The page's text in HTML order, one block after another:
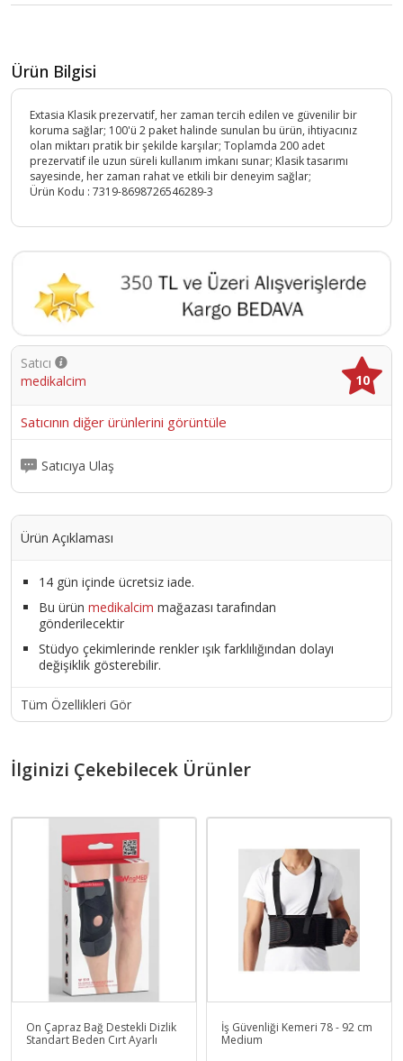
Ürün Bilgisi
Extasia Klasik prezervatif, her zaman tercih edilen ve güvenilir bir
koruma sağlar; 100'ü 2 paket halinde sunulan bu ürün, ihtiyacınız
olan miktarı pratik bir şekilde karşılar; Toplamda 200 adet
prezervatif ile uzun süreli kullanım imkanı sunar; Klasik tasarımı
sayesinde, her zaman rahat ve etkili bir deneyim sağlar;
Ürün Kodu : 7319-8698726546289-3
Satıcı
medikalcim
10
Satıcının diğer ürünlerini görüntüle
Satıcıya Ulaş
Ürün Açıklaması
14 gün içinde ücretsiz iade.
Bu ürün medikalcim mağazası tarafından
gönderilecektir
Stüdyo çekimlerinde renkler ışık farklılığından dolayı
değişiklik gösterebilir.
Tüm Özellikleri Gör
İlginizi Çekebilecek Ürünler
Ön Çapraz Bağ Destekli Dizlik
Standart Beden Cırt Ayarlı
İş Güvenliği Kemeri 78 - 92 cm
Medium